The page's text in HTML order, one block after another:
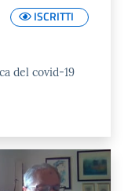
ISCRITTI
del covid-19